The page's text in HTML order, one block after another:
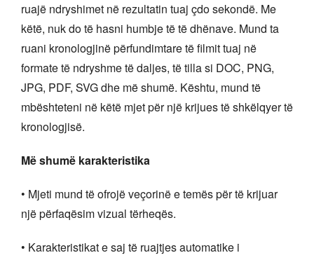
ruajë ndryshimet në rezultatin tuaj çdo sekondë. Me
këtë, nuk do të hasni humbje të të dhënave. Mund ta
ruani kronologjinë përfundimtare të filmit tuaj në
formate të ndryshme të daljes, të tilla si DOC, PNG,
JPG, PDF, SVG dhe më shumë. Kështu, mund të
mbështeteni në këtë mjet për një krijues të shkëlqyer të
kronologjisë.
Më shumë karakteristika
• Mjeti mund të ofrojë veçorinë e temës për të krijuar
një përfaqësim vizual tërheqës.
• Karakteristikat e saj të ruajtjes automatike i